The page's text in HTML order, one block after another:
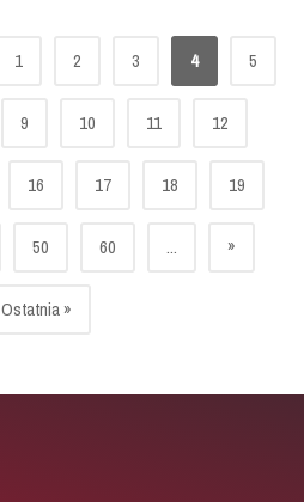
1 2 3 4 5
9 10 11 12
16 17 18 19
50 60 ... »
Ostatnia »